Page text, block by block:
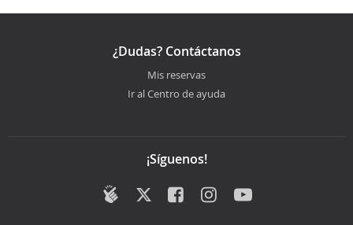
¿Dudas? Contáctanos
Mis reservas
Ir al Centro de ayuda
¡Síguenos!